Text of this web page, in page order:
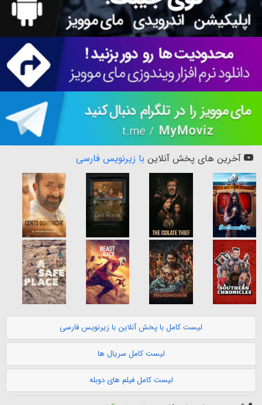
آخرین های پخش آنلاین با زیرنویس فارسی
لیست کامل با پخش آنلاین با زیرنویس فارسی
لیست کامل سریال ها
لیست کامل فیلم های دوبله